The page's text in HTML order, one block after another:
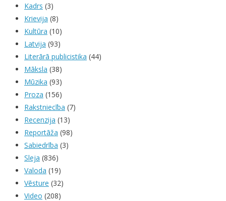
Kadrs (3)
Krievija (8)
Kultūra (10)
Latvija (93)
Literārā publicistika (44)
Māksla (38)
Mūzika (93)
Proza (156)
Rakstniecība (7)
Recenzija (13)
Reportāža (98)
Sabiedrība (3)
Sleja (836)
Valoda (19)
Vēsture (32)
Video (208)